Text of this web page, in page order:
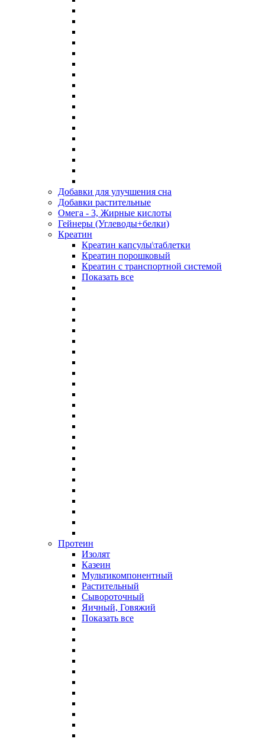
Добавки для улучшения сна
Добавки растительные
Омега - 3, Жирные кислоты
Гейнеры (Углеводы+белки)
Креатин
Креатин капсулы\таблетки
Креатин порошковый
Креатин с транспортной системой
Показать все
Протеин
Изолят
Казеин
Мультикомпонентный
Растительный
Сывороточный
Яичный, Говяжий
Показать все